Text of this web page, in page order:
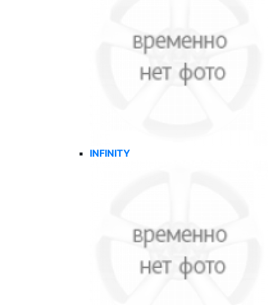
INFINITY